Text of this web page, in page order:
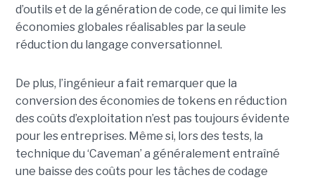
d’outils et de la génération de code, ce qui limite les
économies globales réalisables par la seule
réduction du langage conversationnel.
De plus, l’ingénieur a fait remarquer que la
conversion des économies de tokens en réduction
des coûts d’exploitation n’est pas toujours évidente
pour les entreprises. Même si, lors des tests, la
technique du ‘Caveman’ a généralement entraîné
une baisse des coûts pour les tâches de codage